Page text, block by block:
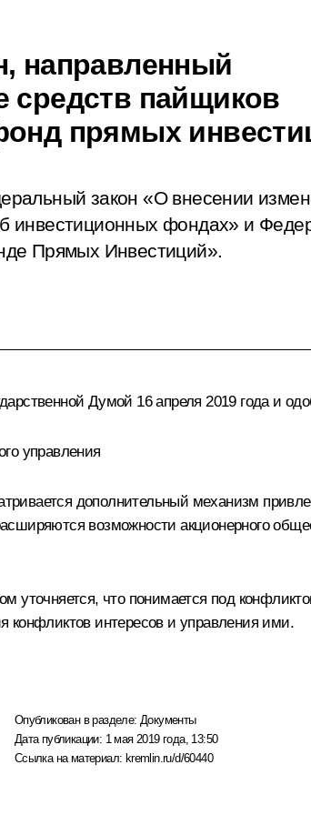
направленный
средств пайщиков
прямых
закон «О внесении
инвестиционных фондах» и
Прямых Инвестиций».
Думой 16 апреля 2019 года и
управления
дополнительный механизм
возможности акционерного
уточняется, что понимается под
конфликтов интересов и управления ими.
Опубликован в разделе: Документы
Дата публикации: 1 мая 2019 года, 13:50
Ссылка на материал: kremlin.ru/d/60440